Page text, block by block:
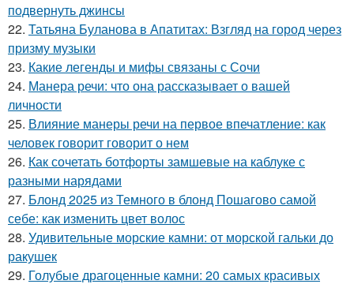
подвернуть джинсы
22. Татьяна Буланова в Апатитах: Взгляд на город через
призму музыки
23. Какие легенды и мифы связаны с Сочи
24. Манера речи: что она рассказывает о вашей
личности
25. Влияние манеры речи на первое впечатление: как
человек говорит говорит о нем
26. Как сочетать ботфорты замшевые на каблуке с
разными нарядами
27. Блонд 2025 из Темного в блонд Пошагово самой
себе: как изменить цвет волос
28. Удивительные морские камни: от морской гальки до
ракушек
29. Голубые драгоценные камни: 20 самых красивых